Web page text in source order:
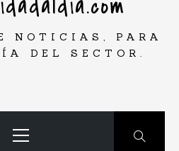
NOTICIAS, PARA
DEL SECTOR.
principal